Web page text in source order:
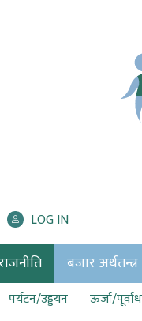
LOG IN
बजार अर्थतन्त्र
पर्यटन/उड्डयन ऊर्जा/